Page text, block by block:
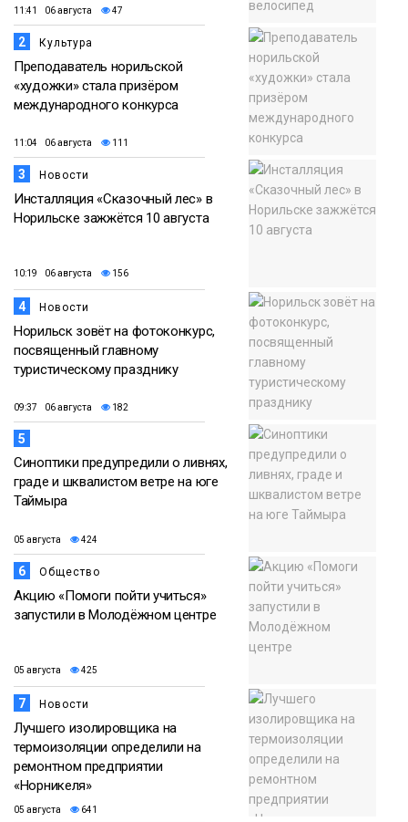
11:41 06 августа 47
2 Культура
Преподаватель норильской
«художки» стала призёром
международного конкурса
11:04 06 августа 111
3 Новости
Инсталляция «Сказочный лес» в
Норильске зажжётся 10 августа
10:19 06 августа 156
4 Новости
Норильск зовёт на фотоконкурс,
посвященный главному
туристическому празднику
09:37 06 августа 182
5
Синоптики предупредили о ливнях,
граде и шквалистом ветре на юге
Таймыра
05 августа 424
6 Общество
Акцию «Помоги пойти учиться»
запустили в Молодёжном центре
05 августа 425
7 Новости
Лучшего изолировщика на
термоизоляции определили на
ремонтном предприятии
«Норникеля»
05 августа 641